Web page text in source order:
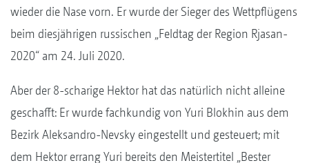
wieder die Nase vorn. Er wurde der Sieger des Wettpflügens
beim diesjährigen russischen „Feldtag der Region Rjasan-
2020“ am 24. Juli 2020.
Aber der 8-scharige Hektor hat das natürlich nicht alleine
geschafft: Er wurde fachkundig von Yuri Blokhin aus dem
Bezirk Aleksandro-Nevsky eingestellt und gesteuert; mit
dem Hektor errang Yuri bereits den Meistertitel „Bester